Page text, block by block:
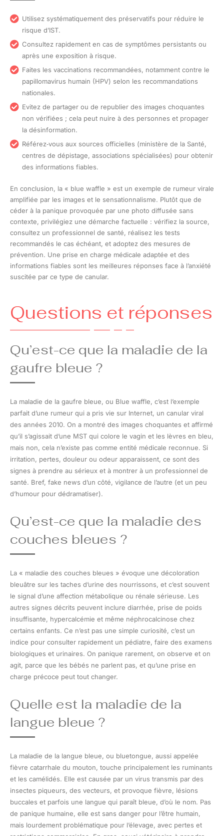
Utilisez systématiquement des préservatifs pour réduire le
risque d’IST.
Consultez rapidement en cas de symptômes persistants ou
après une exposition à risque.
Faites les vaccinations recommandées, notamment contre le
papillomavirus humain (HPV) selon les recommandations
nationales.
Evitez de partager ou de republier des images choquantes
non vérifiées ; cela peut nuire à des personnes et propager
la désinformation.
Référez‑vous aux sources officielles (ministère de la Santé,
centres de dépistage, associations spécialisées) pour obtenir
des informations fiables.
En conclusion, la « blue waffle » est un exemple de rumeur virale
amplifiée par les images et le sensationnalisme. Plutôt que de
céder à la panique provoquée par une photo diffusée sans
contexte, privilégiez une démarche factuelle : vérifiez la source,
consultez un professionnel de santé, réalisez les tests
recommandés le cas échéant, et adoptez des mesures de
prévention. Une prise en charge médicale adaptée et des
informations fiables sont les meilleures réponses face à l’anxiété
suscitée par ce type de canular.
Questions et réponses
Qu’est-ce que la maladie de la
gaufre bleue ?
La maladie de la gaufre bleue, ou Blue waffle, c’est l’exemple
parfait d’une rumeur qui a pris vie sur Internet, un canular viral
des années 2010. On a montré des images choquantes et affirmé
qu’il s’agissait d’une MST qui colore le vagin et les lèvres en bleu,
mais non, cela n’existe pas comme entité médicale reconnue. Si
irritation, pertes, douleur ou odeur apparaissent, ce sont des
signes à prendre au sérieux et à montrer à un professionnel de
santé. Bref, fake news d’un côté, vigilance de l’autre (et un peu
d’humour pour dédramatiser).
Qu’est-ce que la maladie des
couches bleues ?
La « maladie des couches bleues » évoque une décoloration
bleuâtre sur les taches d’urine des nourrissons, et c’est souvent
le signal d’une affection métabolique ou rénale sérieuse. Les
autres signes décrits peuvent inclure diarrhée, prise de poids
insuffisante, hypercalcémie et même néphrocalcinose chez
certains enfants. Ce n’est pas une simple curiosité, c’est un
indice pour consulter rapidement un pédiatre, faire des examens
biologiques et urinaires. On panique rarement, on observe et on
agit, parce que les bébés ne parlent pas, et qu’une prise en
charge précoce peut tout changer.
Quelle est la maladie de la
langue bleue ?
La maladie de la langue bleue, ou bluetongue, aussi appelée
fièvre catarrhale du mouton, touche principalement les ruminants
et les camélidés. Elle est causée par un virus transmis par des
insectes piqueurs, des vecteurs, et provoque fièvre, lésions
buccales et parfois une langue qui paraît bleue, d’où le nom. Pas
de panique humaine, elle est sans danger pour l’être humain,
mais lourdement problématique pour l’élevage, avec pertes et